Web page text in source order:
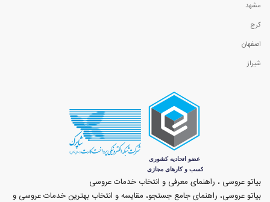
مشهد
کرج
اصفهان
شیراز
بیاتو عروسی ، راهنمای معرفی و انتخاب خدمات عروسی
بیاتو عروسی، راهنمای جامع جستجو، مقایسه و انتخاب بهترین خدمات عروسی و